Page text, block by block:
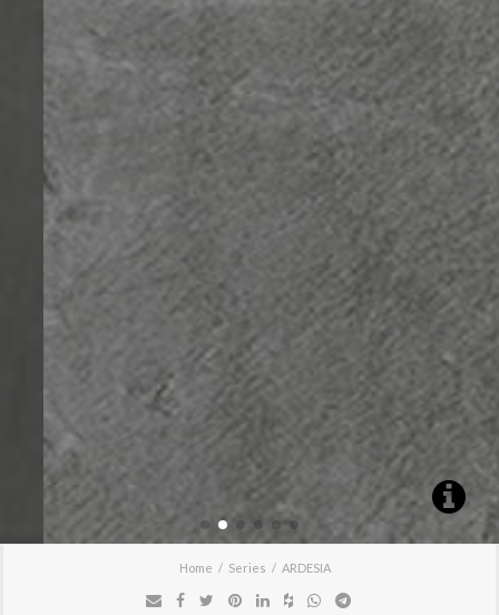
Home Series ARDESIA